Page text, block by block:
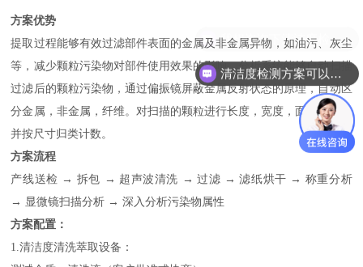
方案优势
提取过程能够有效过滤部件表面的金属及非金属异物，如油污、灰尘
等，减少颗粒污染物对部件使用效果的影响。分析系统能够自动扫描
过滤后的颗粒污染物，通过偏振镜屏蔽金属反射状态的原理，自动区
分金属，非金属，纤维。对扫描的颗粒进行长度，宽度，面积测量，
并按尺寸归类计数。
方案流程
产线送检 → 拆包 → 超声波清洗 → 过滤 → 滤纸烘干 → 称重分析
→ 显微镜扫描分析 → 深入分析污染物属性
方案配置：
1.清洁度清洗萃取设备：
我想咨询下清洁度检测设备
清洁度检测方案可以看下吗？